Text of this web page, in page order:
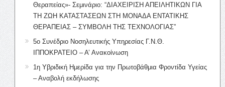
Θεραπείας»- Σεμινάριο: “ΔΙΑΧΕΙΡΙΣΗ ΑΠΕΙΛΗΤΙΚΩΝ ΓΙΑ
ΤΗ ΖΩΗ ΚΑΤΑΣΤΑΣΕΩΝ ΣΤΗ ΜΟΝΑΔΑ ΕΝΤΑΤΙΚΗΣ
ΘΕΡΑΠΕΙΑΣ – ΣΥΜΒΟΛΗ ΤΗΣ ΤΕΧΝΟΛΟΓΙΑΣ”
5ο Συνέδριο Νοσηλευτικής Υπηρεσίας Γ.Ν.Θ.
ΙΠΠΟΚΡΑΤΕΙΟ – Α’ Ανακοίνωση
1η Υβριδική Ημερίδα για την Πρωτοβάθμια Φροντίδα Υγείας
– Αναβολή εκδήλωσης